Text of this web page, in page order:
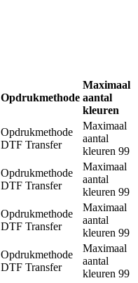
Opdrukmethode
Maximaal
aantal
kleuren
Opdrukmethode
DTF Transfer
Maximaal
aantal
kleuren 99
Opdrukmethode
DTF Transfer
Maximaal
aantal
kleuren 99
Opdrukmethode
DTF Transfer
Maximaal
aantal
kleuren 99
Opdrukmethode
DTF Transfer
Maximaal
aantal
kleuren 99